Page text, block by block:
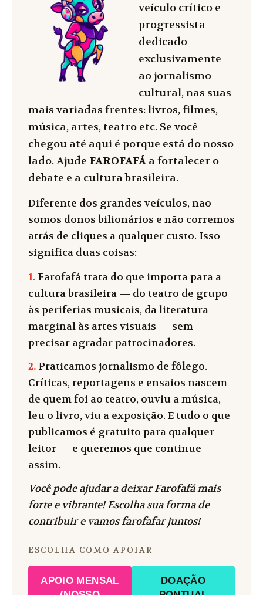
veículo crítico e
progressista
dedicado
exclusivamente
ao jornalismo
cultural, nas suas
mais variadas frentes: livros, filmes,
música, artes, teatro etc. Se você
chegou até aqui é porque está do nosso
lado. Ajude FAROFAFÁ a fortalecer o
debate e a cultura brasileira.
Diferente dos grandes veículos, não
somos donos bilionários e não corremos
atrás de cliques a qualquer custo. Isso
significa duas coisas:
1. Farofafá trata do que importa para a
cultura brasileira — do teatro de grupo
às periferias musicais, da literatura
marginal às artes visuais — sem
precisar agradar patrocinadores.
2. Praticamos jornalismo de fôlego.
Críticas, reportagens e ensaios nascem
de quem foi ao teatro, ouviu a música,
leu o livro, viu a exposição. E tudo o que
publicamos é gratuito para qualquer
leitor — e queremos que continue
assim.
Você pode ajudar a deixar Farofafá mais
forte e vibrante! Escolha sua forma de
contribuir e vamos farofafar juntos!
ESCOLHA COMO APOIAR
APOIO MENSAL
DOAÇÃO